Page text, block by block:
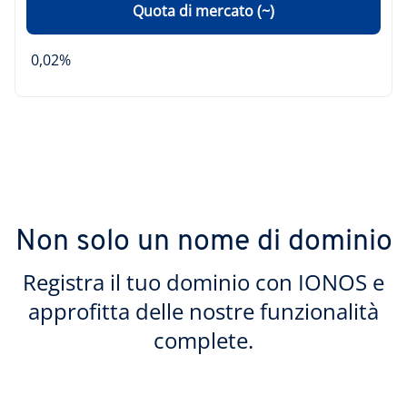
Quota di mercato (~)
0,02%
Non solo un nome di dominio
Registra il tuo dominio con IONOS e
approfitta delle nostre funzionalità
complete.